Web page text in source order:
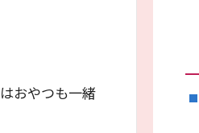
おやつも一緒